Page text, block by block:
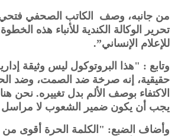
من جانبه، وصف الكاتب الصحفي
تحرير الوكالة الكندية للأنباء هذه
للإعلام الإنساني”.
وتابع : "هذا البروتوكول ليس وثيقة
حقيقية، إنه صرخة ضد الصمت، وضد
الاكتفاء بوصف الألم بدل تغييره. نحن
يجب أن يكون ضمير الشعوب لا مراسل
وأضاف الضبع: "الكلمة الحرة أقوى